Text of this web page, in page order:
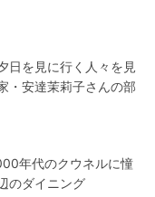
日を見に行く人々を見
・安達茉莉子さんの部
年代のクウネルに憧
のダイニング